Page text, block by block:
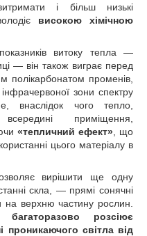
і більш низькі
високою хімічною
витоку тепла ―
― він також виграє перед
полікарбонатом променів,
зони спектру
внаслідок чого тепло,
приміщення,
«тепличний ефект» , що
цього матеріалу в
вирішити ще одну
скла, ― прямі сонячні
на верхню частину рослин.
багаторазово розсіює
проникаючого світла від